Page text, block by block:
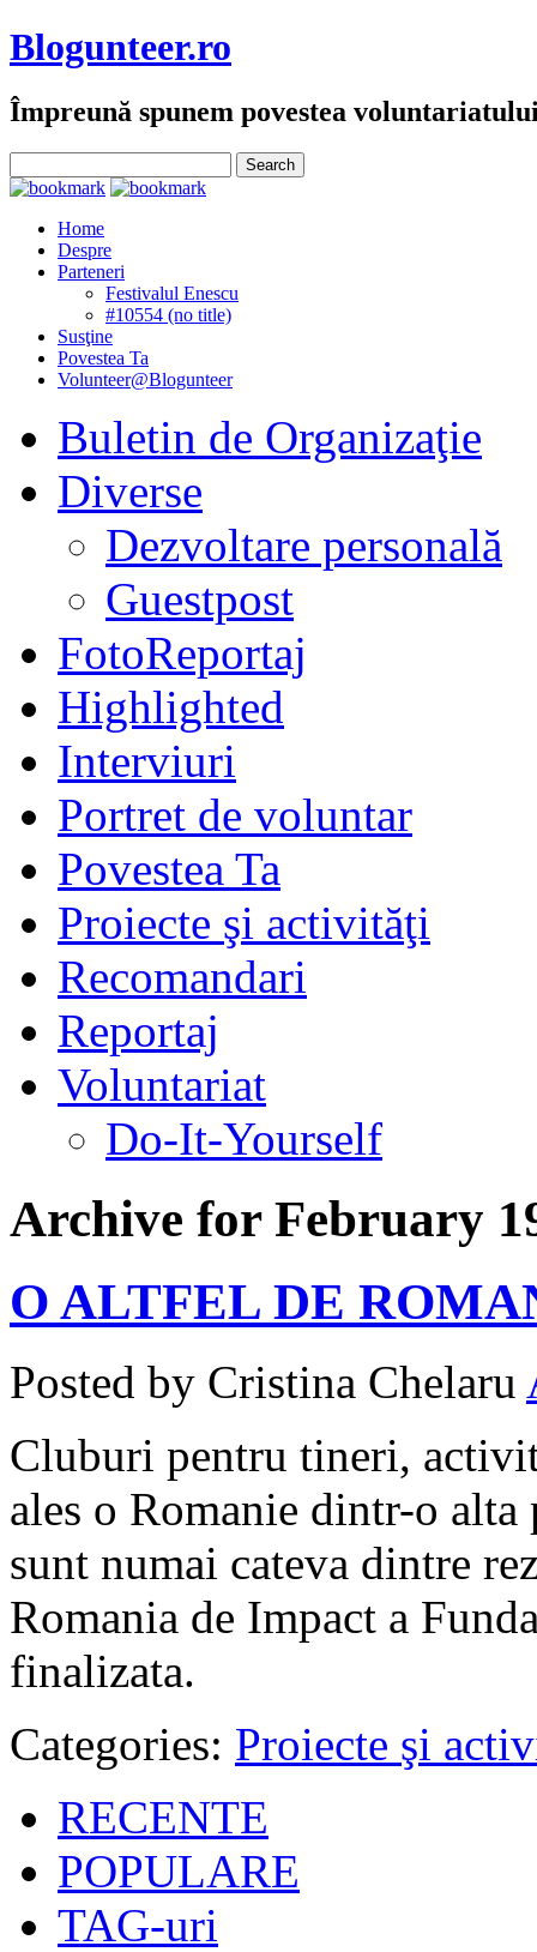
Blogunteer.ro
Împreună spunem povestea
Home
Despre
Parteneri
Festivalul Enescu
#10554 (no title)
Susţine
Povestea Ta
Volunteer@Blogunteer
Buletin de Organizaţie
Diverse
Dezvoltare personală
Guestpost
FotoReportaj
Highlighted
Interviuri
Portret de voluntar
Povestea Ta
Proiecte şi activităţi
Recomandari
Reportaj
Voluntariat
Do-It-Yourself
Archive for February
O ALTFEL DE
Posted by Cristina Chelaru
Cluburi pentru tineri,
ales o Romanie dintr-o
sunt numai cateva dintre
Romania de Impact a
finalizata.
Categories: Proiecte şi
RECENTE
POPULARE
TAG-uri